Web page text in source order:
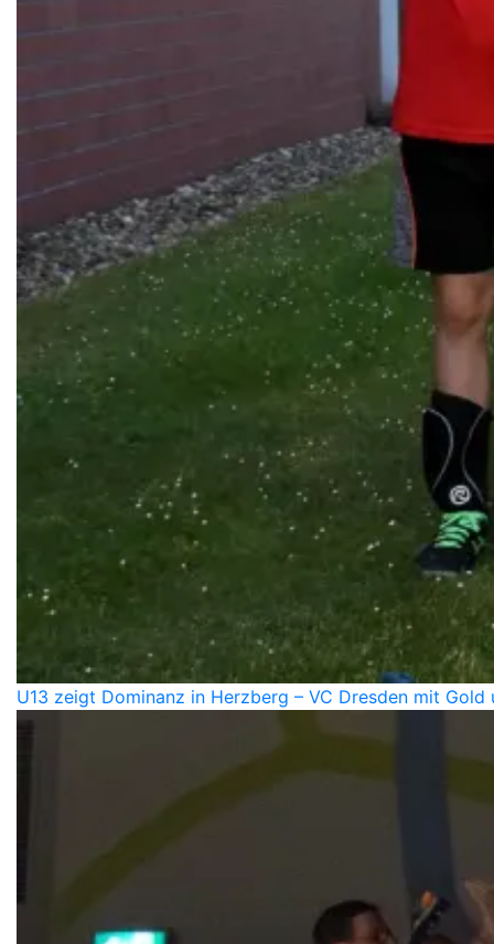
U13 zeigt Dominanz in Herzberg – VC Dresden mit Gold